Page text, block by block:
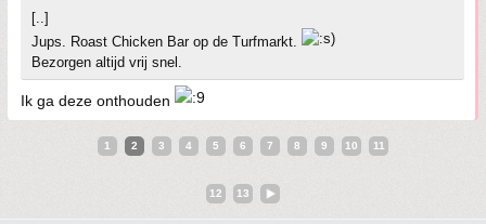
[..]
Jups. Roast Chicken Bar op de Turfmarkt.
Bezorgen altijd vrij snel.
Ik ga deze onthouden
1 2 3 4 5 6 7 8 9 10 11
12 13